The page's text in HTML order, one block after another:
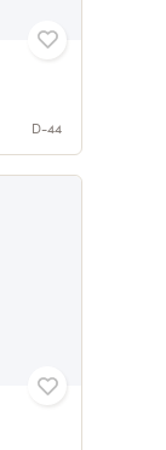
D-44